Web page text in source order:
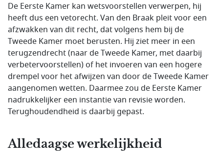
De Eerste Kamer kan wetsvoorstellen verwerpen, hij
heeft dus een vetorecht. Van den Braak pleit voor een
afzwakken van dit recht, dat volgens hem bij de
Tweede Kamer moet berusten. Hij ziet meer in een
terugzendrecht (naar de Tweede Kamer, met daarbij
verbetervoorstellen) of het invoeren van een hogere
drempel voor het afwijzen van door de Tweede Kamer
aangenomen wetten. Daarmee zou de Eerste Kamer
nadrukkelijker een instantie van revisie worden.
Terughoudendheid is daarbij gepast.
Alledaagse werkelijkheid